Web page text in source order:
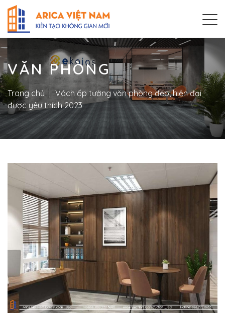
VĂN PHÒNG
Trang chủ
Vách ốp tường văn phòng đẹp, hiện đại
được yêu thích 2023